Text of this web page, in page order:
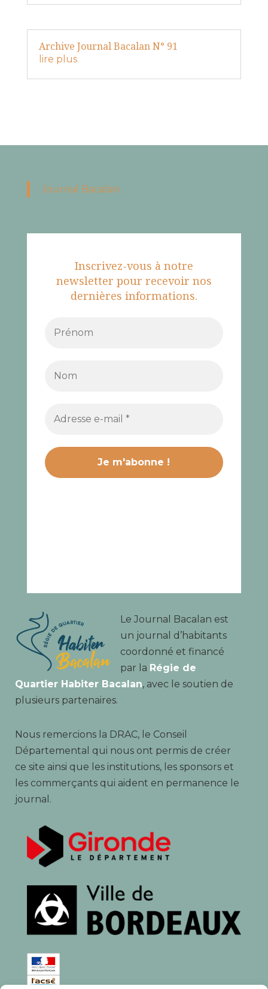
Archive Journal Bacalan N° 91
lire plus
Journal Bacalan
Inscrivez-vous à notre
newsletter pour recevoir nos
dernières informations.
Le Journal Bacalan est
un journal d’habitants
coordonné et financé
par la Régie de
Quartier Habiter Bacalan, avec le soutien de
plusieurs partenaires.
Nous remercions la DRAC, le Conseil
Départemental qui nous ont permis de créer
ce site ainsi que les institutions, les sponsors et
les commerçants qui aident en permanence le
journal.